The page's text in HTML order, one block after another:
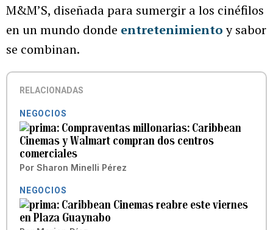
M&M’S, diseñada para sumergir a los cinéfilos
en un mundo donde entretenimientoy sabor
se combinan.
RELACIONADAS
NEGOCIOS
Compraventas millonarias: Caribbean
Cinemas y Walmart compran dos centros
comerciales
Por Sharon Minelli Pérez
NEGOCIOS
Caribbean Cinemas reabre este viernes
en Plaza Guaynabo